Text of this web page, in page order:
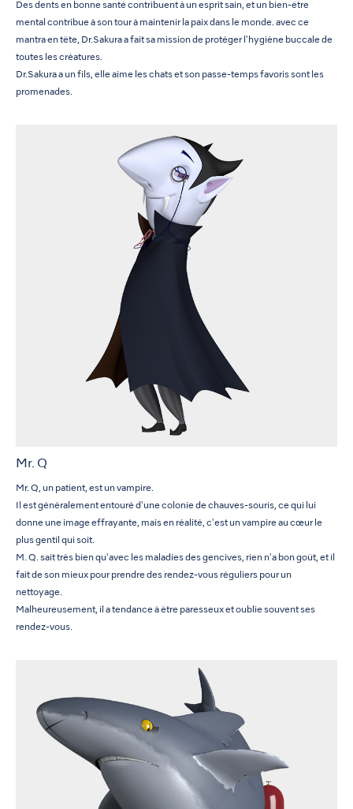
Des dents en bonne santé contribuent à un esprit sain, et un bien-être
mental contribue à son tour à maintenir la paix dans le monde. avec ce
mantra en tête, Dr.Sakura a fait sa mission de protéger l'hygiène buccale de
toutes les créatures.
Dr.Sakura a un fils, elle aime les chats et son passe-temps favoris sont les
promenades.
Mr. Q
Mr. Q, un patient, est un vampire.
Il est généralement entouré d'une colonie de chauves-souris, ce qui lui
donne une image effrayante, mais en réalité, c'est un vampire au cœur le
plus gentil qui soit.
M. Q. sait très bien qu'avec les maladies des gencives, rien n'a bon goût, et il
fait de son mieux pour prendre des rendez-vous réguliers pour un
nettoyage.
Malheureusement, il a tendance à être paresseux et oublie souvent ses
rendez-vous.